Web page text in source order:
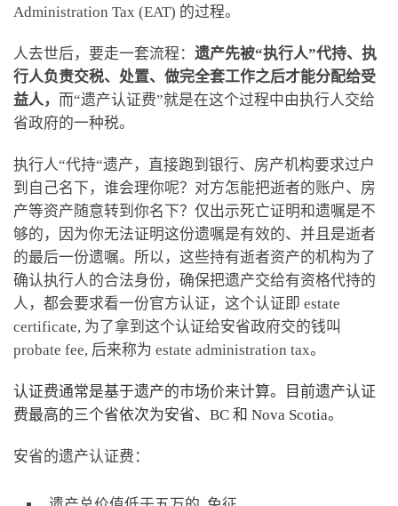
Administration Tax (EAT) 的过程。
人去世后，要走一套流程： 遗产先被“执行人”代持、执
行人负责交税、处置、做完全套工作之后才能分配给受
益人， 而“遗产认证费”就是在这个过程中由执行人交给
省政府的一种税。
执行人“代持“遗产，直接跑到银行、房产机构要求过户
到自己名下，谁会理你呢？对方怎能把逝者的账户、房
产等资产随意转到你名下？仅出示死亡证明和遗嘱是不
够的，因为你无法证明这份遗嘱是有效的、并且是逝者
的最后一份遗嘱。所以，这些持有逝者资产的机构为了
确认执行人的合法身份，确保把遗产交给有资格代持的
人，都会要求看一份官方认证，这个认证即 estate
certificate, 为了拿到这个认证给安省政府交的钱叫
probate fee, 后来称为 estate administration tax。
认证费通常是基于遗产的市场价来计算。目前遗产认证
费最高的三个省依次为安省、BC 和 Nova Scotia。
安省的遗产认证费：